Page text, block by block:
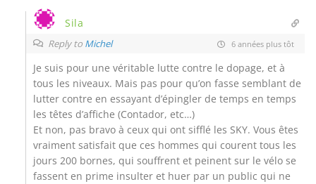
Sila
Reply to Michel 6 années plus tôt
Je suis pour une véritable lutte contre le dopage, et à
tous les niveaux. Mais pas pour qu’on fasse semblant de
lutter contre en essayant d’épingler de temps en temps
les têtes d’affiche (Contador, etc…)
Et non, pas bravo à ceux qui ont sifflé les SKY. Vous êtes
vraiment satisfait que ces hommes qui courent tous les
jours 200 bornes, qui souffrent et peinent sur le vélo se
fassent en prime insulter et huer par un public qui ne